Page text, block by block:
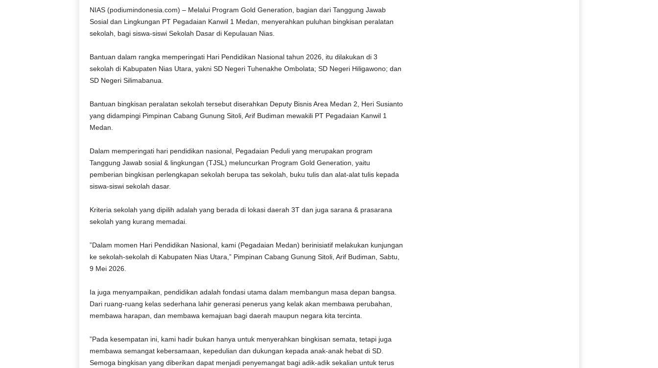
NIAS (podiumindonesia.com) – Melalui Program Gold Generation, bagian dari Tanggung Jawab
Sosial dan Lingkungan PT Pegadaian Kanwil 1 Medan, menyerahkan puluhan bingkisan peralatan
sekolah, bagi siswa-siswi Sekolah Dasar di Kepulauan Nias.
‎Bantuan dalam rangka memperingati Hari Pendidikan Nasional tahun 2026, itu dilakukan di 3
sekolah di Kabupaten Nias Utara, yakni SD Negeri Tuhenakhe Ombolata; SD Negeri Hiligawono; dan
SD Negeri Silimabanua.
‎Bantuan bingkisan peralatan sekolah tersebut diserahkan Deputy Bisnis Area Medan 2, Heri Susianto
yang didampingi Pimpinan Cabang Gunung Sitoli, Arif Budiman mewakili PT Pegadaian Kanwil 1
Medan.
‎Dalam memperingati hari pendidikan nasional, Pegadaian Peduli yang merupakan program
Tanggung Jawab sosial & lingkungan (TJSL) meluncurkan Program Gold Generation, yaitu
pemberian bingkisan perlengkapan sekolah berupa tas sekolah, buku tulis dan alat-alat tulis kepada
siswa-siswi sekolah dasar.
‎Kriteria sekolah yang dipilih adalah yang berada di lokasi daerah 3T dan juga sarana & prasarana
sekolah yang kurang memadai.
‎”Dalam momen Hari Pendidikan Nasional, kami (Pegadaian Medan) berinisiatif melakukan kunjungan
ke sekolah-sekolah di Kabupaten Nias Utara,” Pimpinan Cabang Gunung Sitoli, Arif Budiman, Sabtu,
9 Mei 2026.
‎Ia juga menyampaikan, pendidikan adalah fondasi utama dalam membangun masa depan bangsa.
Dari ruang-ruang kelas sederhana lahir generasi penerus yang kelak akan membawa perubahan,
membawa harapan, dan membawa kemajuan bagi daerah maupun negara kita tercinta.
‎”Pada kesempatan ini, kami hadir bukan hanya untuk menyerahkan bingkisan semata, tetapi juga
membawa semangat kebersamaan, kepedulian dan dukungan kepada anak-anak hebat di SD.
Semoga bingkisan yang diberikan dapat menjadi penyemangat bagi adik-adik sekalian untuk terus